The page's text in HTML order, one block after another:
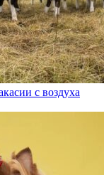
с воздуха